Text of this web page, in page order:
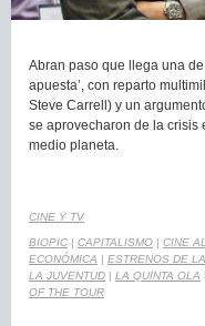
Abran paso que llega una
apuesta’, con reparto
Steve Carrell) y un
se aprovecharon de la crisis
medio planeta.
CINE Y TV
BIOPIC | CAPITALISMO | CINE
ECONÓMICA | ESTRENOS DE
LA JUVENTUD | LA QUINTA OLA
OF THE TOUR